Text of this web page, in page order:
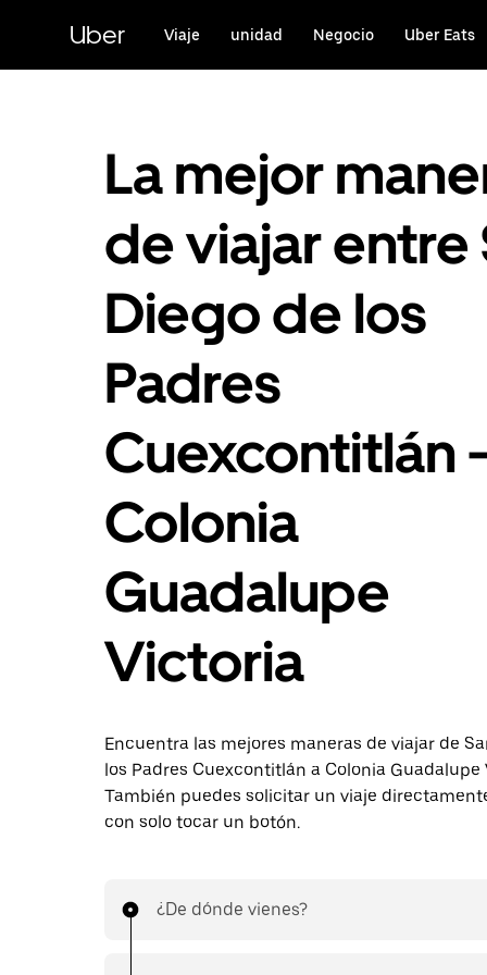
contenido
principal
Uber Viaje unidad Negocio Uber Eats
La mejor
de viajar entre
Diego de los
Padres
Cuexcontitlán
Colonia
Guadalupe
Victoria
Encuentra las mejores maneras de viajar de
los Padres Cuexcontitlán a Colonia Guadalupe
También puedes solicitar un viaje
con solo tocar un botón.
¿De dónde vienes?